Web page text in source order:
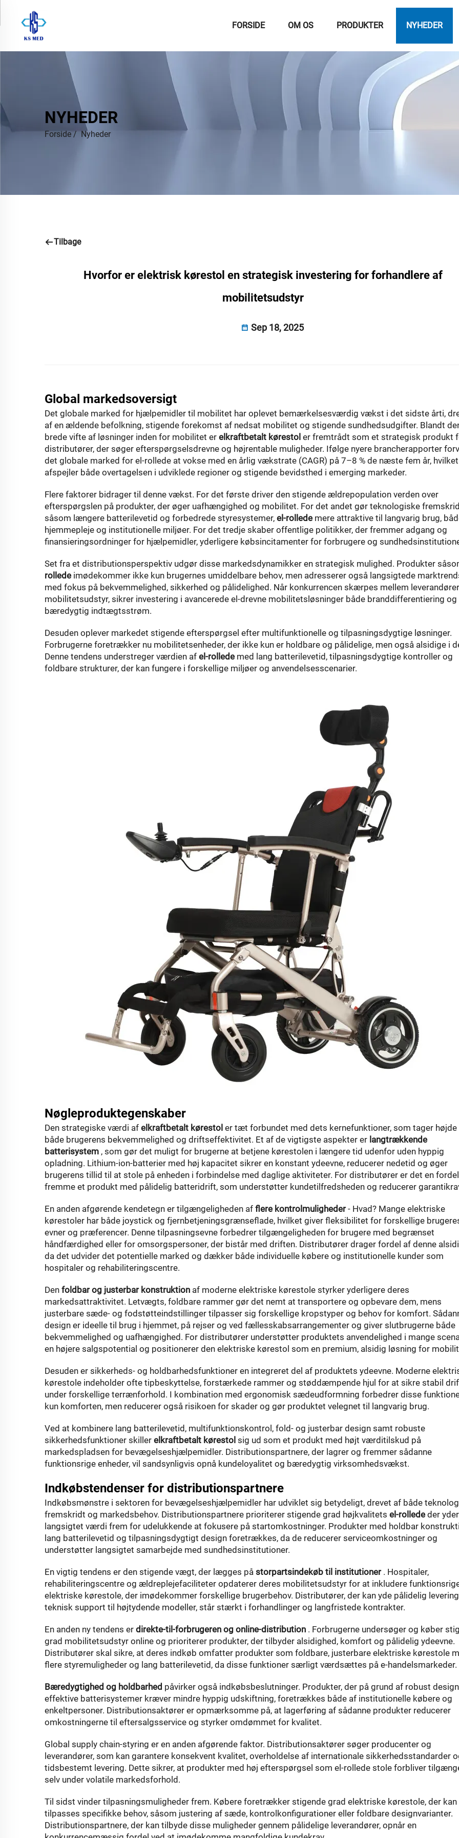
FORSIDE OM OS PRODUKTER NYHEDER
NYHEDER
Forside/Nyheder
Tilbage
Hvorfor er elektrisk kørestol en strategisk investering for forhandlere af
mobilitetsudstyr
Sep 18, 2025
Global markedsoversigt
Det globale marked for hjælpemidler til mobilitet har oplevet bemærkelsesværdig vækst i det sidste årti,
af en ældende befolkning, stigende forekomst af nedsat mobilitet og stigende sundhedsudgifter. Blandt
brede vifte af løsninger inden for mobilitet er elkraftbetalt kørestol er fremtrådt som et strategisk produkt
distributører, der søger efterspørgselsdrevne og højrentable muligheder. Ifølge nyere brancherapporter
det globale marked for el-rollede at vokse med en årlig vækstrate (CAGR) på 7–8 % de næste fem år, hvilket
afspejler både overtagelsen i udviklede regioner og stigende bevidsthed i emerging markeder.
Flere faktorer bidrager til denne vækst. For det første driver den stigende ældrepopulation verden over
efterspørgslen på produkter, der øger uafhængighed og mobilitet. For det andet gør teknologiske
såsom længere batterilevetid og forbedrede styresystemer, el-rollede mere attraktive til langvarig brug,
hjemmepleje og institutionelle miljøer. For det tredje skaber offentlige politikker, der fremmer adgang og
finansieringsordninger for hjælpemidler, yderligere købsincitamenter for forbrugere og
Set fra et distributionsperspektiv udgør disse markedsdynamikker en strategisk mulighed. Produkter
rollede imødekommer ikke kun brugernes umiddelbare behov, men adresserer også langsigtede
med fokus på bekvemmelighed, sikkerhed og pålidelighed. Når konkurrencen skærpes mellem
mobilitetsudstyr, sikrer investering i avancerede el-drevne mobilitetsløsninger både branddifferentiering og
bæredygtig indtægtsstrøm.
Desuden oplever markedet stigende efterspørgsel efter multifunktionelle og tilpasningsdygtige løsninger.
Forbrugerne foretrækker nu mobilitetsenheder, der ikke kun er holdbare og pålidelige, men også alsidige i
Denne tendens understreger værdien af el-rollede med lang batterilevetid, tilpasningsdygtige kontroller og
foldbare strukturer, der kan fungere i forskellige miljøer og anvendelsesscenarier.
Nøgleproduktegenskaber
Den strategiske værdi af elkraftbetalt kørestol er tæt forbundet med dets kernefunktioner, som tager
både brugerens bekvemmelighed og driftseffektivitet. Et af de vigtigste aspekter er langtrækkende
batterisystem , som gør det muligt for brugerne at betjene kørestolen i længere tid udenfor uden hyppig
opladning. Lithium-ion-batterier med høj kapacitet sikrer en konstant ydeevne, reducerer nedetid og øger
brugerens tillid til at stole på enheden i forbindelse med daglige aktiviteter. For distributører er det en
fremme et produkt med pålidelig batteridrift, som understøtter kundetilfredsheden og reducerer
En anden afgørende kendetegn er tilgængeligheden af flere kontrolmuligheder- Hvad? Mange elektriske
kørestoler har både joystick og fjernbetjeningsgrænseflade, hvilket giver fleksibilitet for forskellige
evner og præferencer. Denne tilpasningsevne forbedrer tilgængeligheden for brugere med begrænset
håndfærdighed eller for omsorgspersoner, der bistår med driften. Distributører drager fordel af denne
da det udvider det potentielle marked og dækker både individuelle købere og institutionelle kunder som
hospitaler og rehabiliteringscentre.
Den foldbar og justerbar konstruktion af moderne elektriske kørestole styrker yderligere deres
markedsattraktivitet. Letvægts, foldbare rammer gør det nemt at transportere og opbevare dem, mens
justerbare sæde- og fodstøtteindstillinger tilpasser sig forskellige kropstyper og behov for komfort.
design er ideelle til brug i hjemmet, på rejser og ved fællesskabsarrangementer og giver slutbrugerne både
bekvemmelighed og uafhængighed. For distributører understøtter produktets anvendelighed i mange
en højere salgspotential og positionerer den elektriske kørestol som en premium, alsidig løsning for
Desuden er sikkerheds- og holdbarhedsfunktioner en integreret del af produktets ydeevne. Moderne
kørestole indeholder ofte tipbeskyttelse, forstærkede rammer og støddæmpende hjul for at sikre stabil
under forskellige terrænforhold. I kombination med ergonomisk sædeudformning forbedrer disse
kun komforten, men reducerer også risikoen for skader og gør produktet velegnet til langvarig brug.
Ved at kombinere lang batterilevetid, multifunktionskontrol, fold- og justerbar design samt robuste
sikkerhedsfunktioner skiller elkraftbetalt kørestol sig ud som et produkt med højt værditilskud på
markedspladsen for bevægelseshjælpemidler. Distributionspartnere, der lagrer og fremmer sådanne
funktionsrige enheder, vil sandsynligvis opnå kundeloyalitet og bæredygtig virksomhedsvækst.
Indkøbstendenser for distributionspartnere
Indkøbsmønstre i sektoren for bevægelseshjælpemidler har udviklet sig betydeligt, drevet af både
fremskridt og markedsbehov. Distributionspartnere prioriterer stigende grad højkvalitets el-rollede der yder
langsigtet værdi frem for udelukkende at fokusere på startomkostninger. Produkter med holdbar
lang batterilevetid og tilpasningsdygtigt design foretrækkes, da de reducerer serviceomkostninger og
understøtter langsigtet samarbejde med sundhedsinstitutioner.
En vigtig tendens er den stigende vægt, der lægges på storpartsindekøb til institutioner . Hospitaler,
rehabiliteringscentre og ældreplejefaciliteter opdaterer deres mobilitetsudstyr for at inkludere
elektriske kørestole, der imødekommer forskellige brugerbehov. Distributører, der kan yde pålidelig
teknisk support til højtydende modeller, står stærkt i forhandlinger og langfristede kontrakter.
En anden ny tendens er direkte-til-forbrugeren og online-distribution . Forbrugerne undersøger og køber
grad mobilitetsudstyr online og prioriterer produkter, der tilbyder alsidighed, komfort og pålidelig ydeevne.
Distributører skal sikre, at deres indkøb omfatter produkter som foldbare, justerbare elektriske kørestole
flere styremuligheder og lang batterilevetid, da disse funktioner særligt værdsættes på e-handelsmarkeder.
Bæredygtighed og holdbarhed påvirker også indkøbsbeslutninger. Produkter, der på grund af robust
effektive batterisystemer kræver mindre hyppig udskiftning, foretrækkes både af institutionelle købere og
enkeltpersoner. Distributionsaktører er opmærksomme på, at lagerføring af sådanne produkter reducerer
omkostningerne til eftersalgsservice og styrker omdømmet for kvalitet.
Global supply chain-styring er en anden afgørende faktor. Distributionsaktører søger producenter og
leverandører, som kan garantere konsekvent kvalitet, overholdelse af internationale sikkerhedsstandarder
tidsbestemt levering. Dette sikrer, at produkter med høj efterspørgsel som el-rollede stole forbliver
selv under volatile markedsforhold.
Til sidst vinder tilpasningsmuligheder frem. Købere foretrækker stigende grad elektriske kørestole, der kan
tilpasses specifikke behov, såsom justering af sæde, kontrolkonfigurationer eller foldbare designvarianter.
Distributionspartnere, der kan tilbyde disse muligheder gennem pålidelige leverandører, opnår en